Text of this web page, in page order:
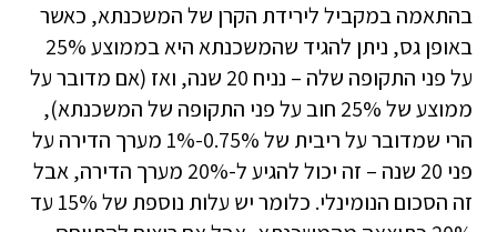
בהתאמה במקביל לירידת הקרן של המשכנתא, כאשר
באופן גס, ניתן להגיד שהמשכנתא היא בממוצע 25%
על פני התקופה שלה – נניח 20 שנה, ואז (אם מדובר על
ממוצע של 25% חוב על פני התקופה של המשכנתא),
הרי שמדובר על ריבית של 0.75%-1% מערך הדירה על
פני 20 שנה – זה יכול להגיע ל-20% מערך הדירה, אבל
זה הסכום הנומינלי. כלומר יש עלות נוספת של 15% עד